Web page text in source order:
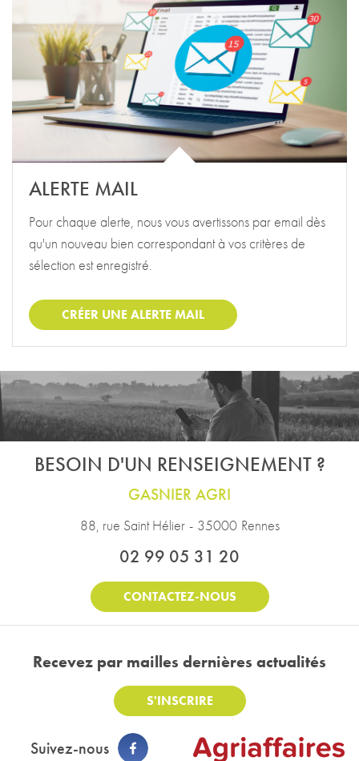
ALERTE MAIL
Pour chaque alerte, nous vous avertissons par email dès
qu'un nouveau bien correspondant à vos critères de
sélection est enregistré.
CRÉER UNE ALERTE MAIL
BESOIN D'UN RENSEIGNEMENT ?
GASNIER AGRI
88, rue Saint Hélier - 35000 Rennes
02 99 05 31 20
CONTACTEZ-NOUS
Recevez par mailles dernières actualités
S'INSCRIRE
Suivez-nous